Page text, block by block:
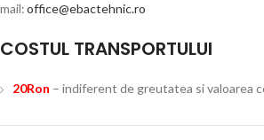
mail:office@ebactehnic.ro
COSTUL TRANSPORTULUI
20Ron – indiferent de greutatea si valoarea